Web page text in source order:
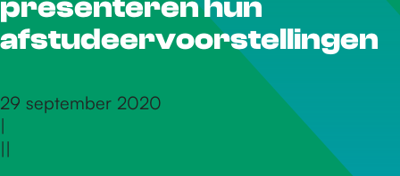
e
presenteren hun
afstudeervoorstellingen
29 september 2020
|
||